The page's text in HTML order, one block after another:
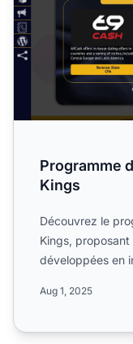
Programme
Kings
Découvrez le
Kings,
développées en
Aug 1, 2025